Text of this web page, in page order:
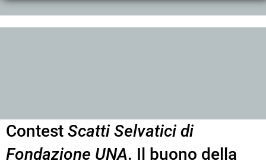
Contest Scatti Selvatici di
Fondazione UNA. Il buono della